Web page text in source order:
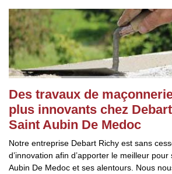
Des travaux de
plus innovants chez
Saint Aubin De Medoc
Notre entreprise Debart Richy est sans
d’innovation afin d’apporter le meilleur
Aubin De Medoc et ses alentours. Nous